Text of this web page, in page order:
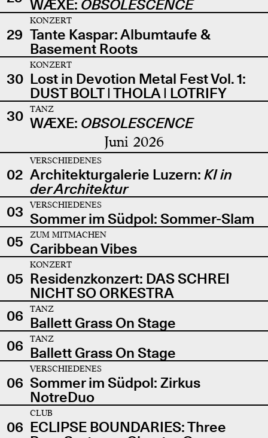
WÆXE: OBSOLESCENCE
29
KONZERT
Tante Kaspar: Albumtaufe &
Basement Roots
30
KONZERT
Lost in Devotion Metal Fest Vol. 1:
DUST BOLT | THOLA | LOTRIFY
30
TANZ
WÆXE: OBSOLESCENCE
Juni 2026
02
VERSCHIEDENES
Architekturgalerie Luzern: KI in
der Architektur
03
VERSCHIEDENES
Sommer im Südpol: Sommer-Slam
05
ZUM MITMACHEN
Caribbean Vibes
05
KONZERT
Residenzkonzert: DAS SCHREI
NICHT SO ORKESTRA
06
TANZ
Ballett Grass On Stage
06
TANZ
Ballett Grass On Stage
06
VERSCHIEDENES
Sommer im Südpol: Zirkus
NotreDuo
06
CLUB
ECLIPSE BOUNDARIES: Three